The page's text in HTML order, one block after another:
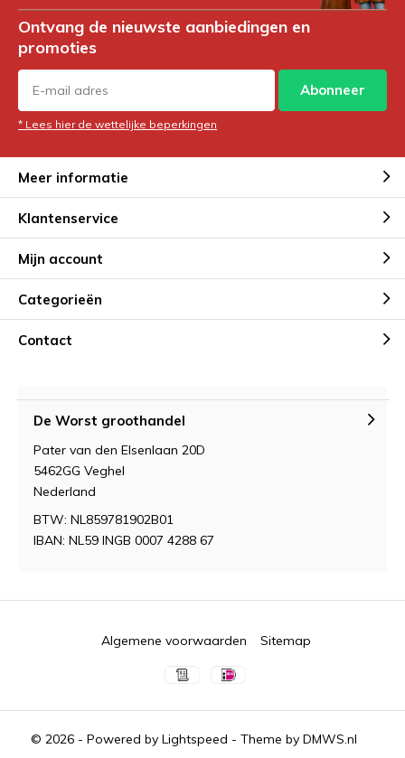
Ontvang de nieuwste aanbiedingen en
promoties
Abonneer
* Lees hier de wettelijke beperkingen
Meer informatie
Klantenservice
Mijn account
Categorieën
Contact
De Worst groothandel
Pater van den Elsenlaan 20D
5462GG Veghel
Nederland
BTW: NL859781902B01
IBAN: NL59 INGB 0007 4288 67
© 2026 - Powered by Lightspeed - Theme by DMWS.nl
Algemene voorwaarden Sitemap